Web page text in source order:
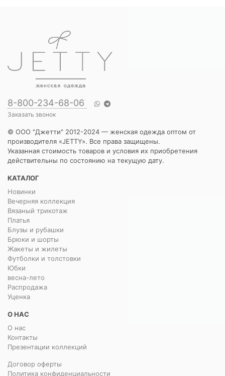
8-800-234-68-06
Заказать звонок
© ООО "Джетти" 2012-2024 — женская одежда оптом от
производителя «JETTY». Все права защищены.
Указанная стоимость товаров и условия их приобретения
действительны по состоянию на текущую дату.
КАТАЛОГ
Новинки
Вечерняя коллекция
Вязаный трикотаж
Платья
Блузы и рубашки
Брюки и шорты
Жакеты и жилеты
Футболки и толстовки
Юбки
весна-лето
Распродажа
Уценка
О НАС
О нас
Контакты
Презентации коллекций
Договор оферты
Политика конфиденциальности